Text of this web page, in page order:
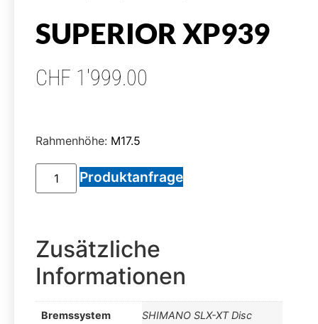
SUPERIOR XP939
CHF 1'999.00
Rahmenhöhe: M17.5
Produktanfrage
Zusätzliche
Informationen
Bremssystem SHIMANO SLX-XT Disc